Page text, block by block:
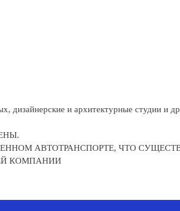
дизайнерские и архитектурные студии и
АВТОТРАНСПОРТЕ, ЧТО
КОМПАНИИ